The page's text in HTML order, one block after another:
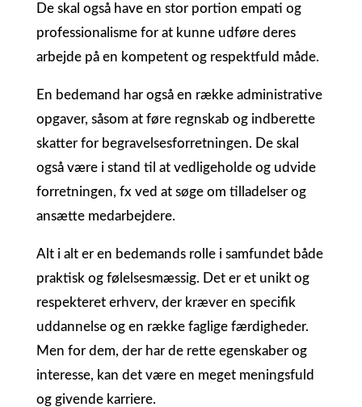
De skal også have en stor portion empati og
professionalisme for at kunne udføre deres
arbejde på en kompetent og respektfuld måde.
En bedemand har også en række administrative
opgaver, såsom at føre regnskab og indberette
skatter for begravelsesforretningen. De skal
også være i stand til at vedligeholde og udvide
forretningen, fx ved at søge om tilladelser og
ansætte medarbejdere.
Alt i alt er en bedemands rolle i samfundet både
praktisk og følelsesmæssig. Det er et unikt og
respekteret erhverv, der kræver en specifik
uddannelse og en række faglige færdigheder.
Men for dem, der har de rette egenskaber og
interesse, kan det være en meget meningsfuld
og givende karriere.